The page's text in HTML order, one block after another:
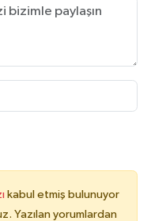
kabul etmiş bulunuyor
Yazılan yorumlardan